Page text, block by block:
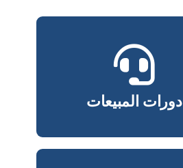
دورات المبيعات
دورات المبيعات